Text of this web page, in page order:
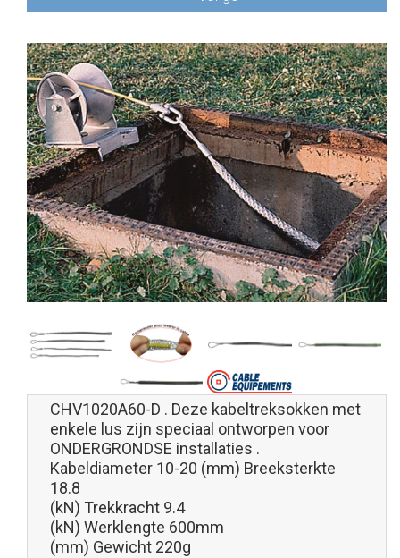
CHV1020A60-D . Deze kabeltreksokken met
enkele lus zijn speciaal ontworpen voor
ONDERGRONDSE installaties .
Kabeldiameter 10-20 (mm) Breeksterkte
18.8
(kN) Trekkracht 9.4
(kN) Werklengte 600mm
(mm) Gewicht 220g